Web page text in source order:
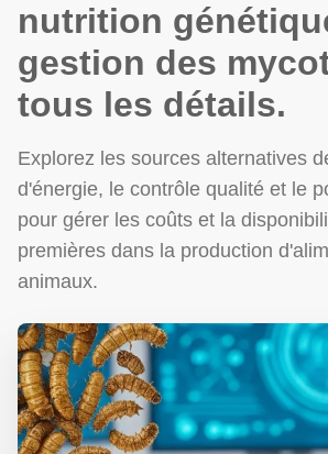
nutrition
gestion des
tous les détails.
Explorez les sources alternatives
d'énergie, le contrôle qualité et le
pour gérer les coûts et la
premières dans la production
animaux.